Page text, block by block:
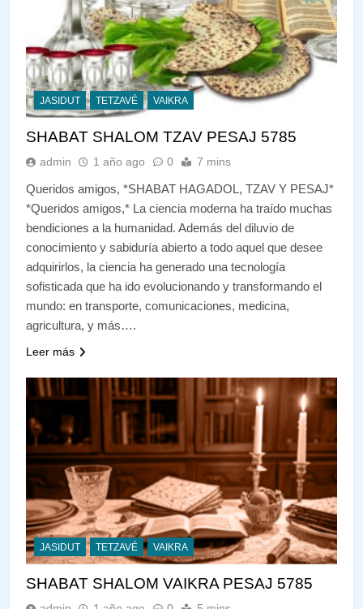
JASIDUT TETZAVÉ VAIKRA
SHABAT SHALOM TZAV PESAJ 5785
admin 1 año ago 0 7 mins
Queridos amigos, *SHABAT HAGADOL, TZAV Y PESAJ*
*Queridos amigos,* La ciencia moderna ha traído muchas
bendiciones a la humanidad. Además del diluvio de
conocimiento y sabiduría abierto a todo aquel que desee
adquirirlos, la ciencia ha generado una tecnología
sofisticada que ha ido evolucionando y transformando el
mundo: en transporte, comunicaciones, medicina,
agricultura, y más….
Leer más
JASIDUT TETZAVÉ VAIKRA
SHABAT SHALOM VAIKRA PESAJ 5785